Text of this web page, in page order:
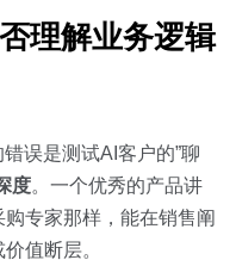
理解业务逻辑
误是测试AI客户的”聊
度。一个优秀的产品讲
专家那样，能在销售阐
值断层。